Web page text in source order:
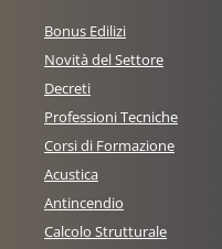
Bonus Edilizi
Novità del Settore
Decreti
Professioni Tecniche
Corsi di Formazione
Acustica
Antincendio
Calcolo Strutturale